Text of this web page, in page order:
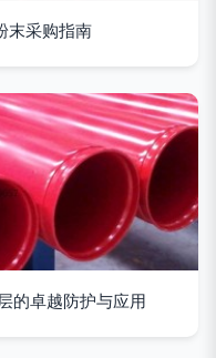
末采购指南
的卓越防护与应用